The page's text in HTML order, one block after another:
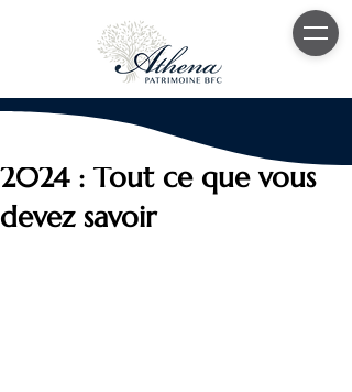
Réforme des Retraites
2024 : Tout ce que vous
devez savoir
25 juin 2024